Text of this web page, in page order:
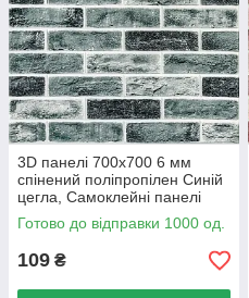
3D панелі 700x700 6 мм
спінений поліпропілен Синій
цегла, Самоклейні панелі
700x700 для стін
Готово до відправки 1000 од.
109 ₴